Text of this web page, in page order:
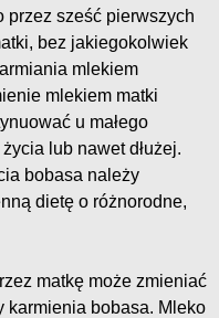
przez sześć pierwszych
bez jakiegokolwiek
mlekiem
mlekiem matki
u małego
lub nawet dłużej.
bobasa należy
dietę o różnorodne,
matkę może zmieniać
karmienia bobasa. Mleko